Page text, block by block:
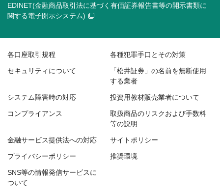
EDINET(金融商品取引法に基づく有価証券報告書等の開示書類に
関する電子開示システム)
各口座取引規程 各種犯罪手口とその対策
セキュリティについて
「松井証券」の名前を無断使用
する業者
システム障害時の対応 投資用教材販売業者について
コンプライアンス
取扱商品のリスクおよび手数料
等の説明
金融サービス提供法への対応 サイトポリシー
プライバシーポリシー 推奨環境
SNS等の情報発信サービスに
ついて